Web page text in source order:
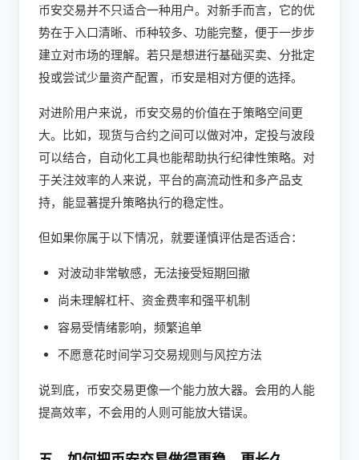
币安交易并不只适合一种用户。对新手而言，它的优
势在于入口清晰、币种较多、功能完整，便于一步步
建立对市场的理解。若只是想进行基础买卖、分批定
投或尝试少量资产配置，币安是相对方便的选择。
对进阶用户来说，币安交易的价值在于策略空间更
大。比如，现货与合约之间可以做对冲，定投与波段
可以结合，自动化工具也能帮助执行纪律性策略。对
于关注效率的人来说，平台的高流动性和多产品支
持，能显著提升策略执行的稳定性。
但如果你属于以下情况，就要谨慎评估是否适合：
对波动非常敏感，无法接受短期回撤
尚未理解杠杆、资金费率和强平机制
容易受情绪影响，频繁追单
不愿意花时间学习交易规则与风控方法
说到底，币安交易更像一个能力放大器。会用的人能
提高效率，不会用的人则可能放大错误。